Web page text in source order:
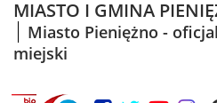
MIASTO I GMINA
Miasto Pieniężno -
miejski